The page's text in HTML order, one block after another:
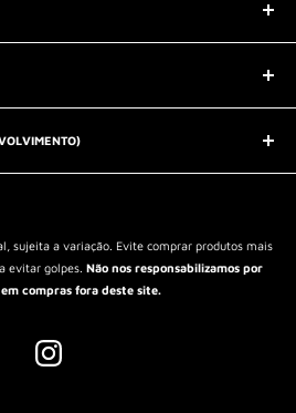
sujeita a variação. Evite comprar produtos mais
evitar golpes. Não nos responsabilizamos por
compras fora deste site.